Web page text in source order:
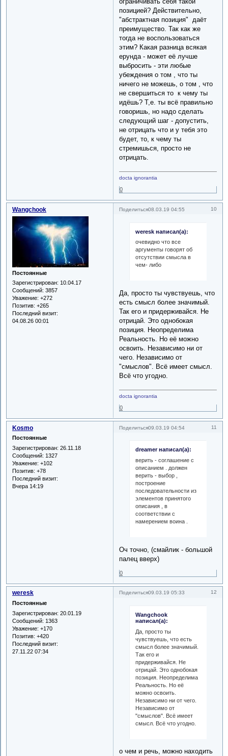
позицией? Действительно,
"абстрактная позиция" даёт
преимущество. Так как же
тогда не воспользоваться
этим? Какая разница всякая
ерунда - может её лучше
выбросить - эти любые
убеждения о том , что ты
ничего не можешь, о том , что
не свершиться то к чему ты
идёшь? Т,е. ты всё правильно
говоришь, но надо сделать
следующий шаг - допустить,
не отрицать что и у тебя это
будет, то, к чему ты
стремишься, просто не
отрицать.
docta ignorantia
0
Поделиться 10
08.03.19 04:55
Wangchook
Постоянные
Зарегистрирован: 10.04.17
Сообщений: 3857
Уважение: +272
Позитив: +265
Последний визит:
04.08.26 00:01
weresk написал(а):
очевидно что все
аргументы говорят об
отсутствии смысла в
чем- либо
Да, просто ты чувствуешь, что
есть смысл более значимый.
Так его и придерживайся. Не
отрицай. Это однобокая
позиция. Неопределима
Реальность. Но её можно
освоить. Независимо ни от
чего. Независимо от
"смыслов". Всё имеет смысл.
Всё что угодно.
docta ignorantia
0
Поделиться 11
09.03.19 04:54
Kosmo
Постоянные
Зарегистрирован: 26.11.18
Сообщений: 1327
Уважение: +102
Позитив: +78
Последний визит:
Вчера 14:19
dreamer написал(а):
верить - соглашение с
описанием . должен
верить - выбор ,
построение
последовательности из
элементов принятого
описания , в
соответствии с
намерением воина .
Оч точно, (смайлик - большой
палец вверх)
0
Поделиться 12
09.03.19 05:33
weresk
Постоянные
Зарегистрирован: 20.01.19
Сообщений: 1363
Уважение: +170
Позитив: +420
Последний визит:
27.11.22 07:34
Wangchook
написал(а):
Да, просто ты
чувствуешь, что есть
смысл более значимый.
Так его и
придерживайся. Не
отрицай. Это однобокая
позиция. Неопределима
Реальность. Но её
можно освоить.
Независимо ни от чего.
Независимо от
"смыслов". Всё имеет
смысл. Всё что угодно.
о чем и речь, можно находить